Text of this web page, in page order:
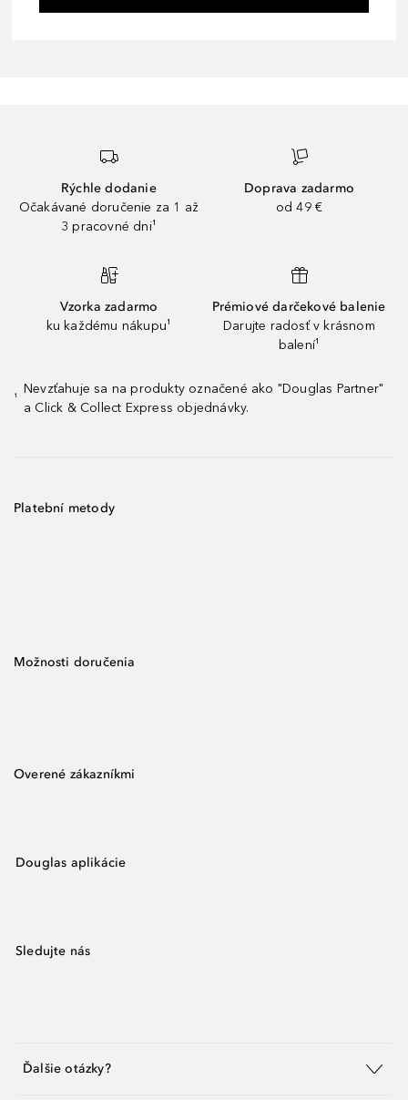
Rýchle dodanie
Očakávané doručenie za 1 až
3 pracovné dni¹
Doprava zadarmo
od 49 €
Vzorka zadarmo
ku každému nákupu¹
Prémiové darčekové balenie
Darujte radosť v krásnom
balení¹
¹
Nevzťahuje sa na produkty označené ako "Douglas Partner"
a Click & Collect Express objednávky.
Platební metody
Možnosti doručenia
Overené zákazníkmi
Douglas aplikácie
Sledujte nás
Ďalšie otázky?